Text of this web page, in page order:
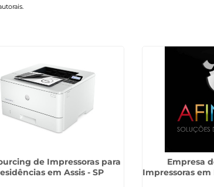
.
de Impressoras para
em Assis - SP
Empresa
Impressoras em